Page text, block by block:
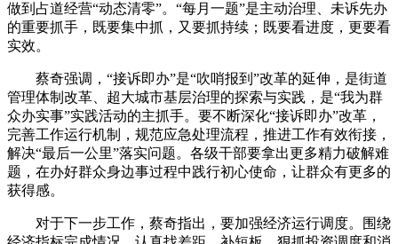
做到占道经营“动态清零”。“每月一题”是主动治理、未诉先办
的重要抓手，既要集中抓，又要抓持续；既要看进度，更要看
实效。
蔡奇强调，“接诉即办”是“吹哨报到”改革的延伸，是街道
管理体制改革、超大城市基层治理的探索与实践，是“我为群
众办实事”实践活动的主抓手。要不断深化“接诉即办”改革，
完善工作运行机制，规范应急处理流程，推进工作有效衔接，
解决“最后一公里”落实问题。各级干部要拿出更多精力破解难
题，在办好群众身边事过程中践行初心使命，让群众有更多的
获得感。
对于下一步工作，蔡奇指出，要加强经济运行调度。围绕